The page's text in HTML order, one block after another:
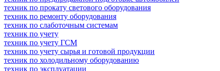
техник по прокату светового оборудования
техник по ремонту оборудования
техник по слаботочным системам
техник по учету
техник по учету ГСМ
техник по учету сырья и готовой продукции
техник по холодильному оборудованию
техник по эксплуатации